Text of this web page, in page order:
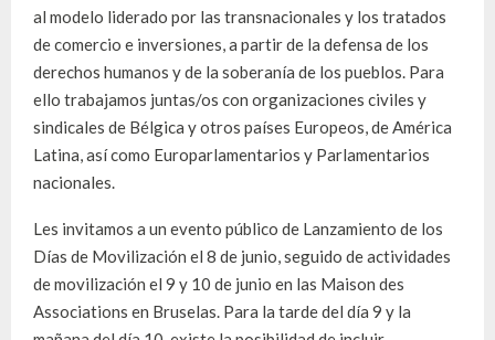
al modelo liderado por las transnacionales y los tratados
de comercio e inversiones, a partir de la defensa de los
derechos humanos y de la soberanía de los pueblos. Para
ello trabajamos juntas/os con organizaciones civiles y
sindicales de Bélgica y otros países Europeos, de América
Latina, así como Europarlamentarios y Parlamentarios
nacionales.
Les invitamos a un evento público de Lanzamiento de los
Días de Movilización el 8 de junio, seguido de actividades
de movilización el 9 y 10 de junio en las Maison des
Associations en Bruselas. Para la tarde del día 9 y la